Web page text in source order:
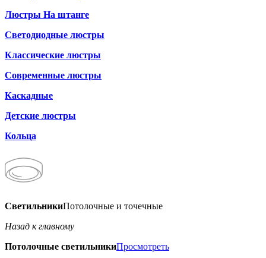
Люстры На штанге
Светодиодные люстры
Классические люстры
Современные люстры
Каскадные
Детские люстры
Кольца
СветильникиПотолочные и точечные
Назад к главному
Потолочные светильникиПросмотреть